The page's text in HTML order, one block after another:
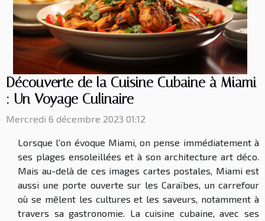
Découverte de la Cuisine Cubaine à Miami
: Un Voyage Culinaire
Mercredi 6 décembre 2023 01:12
Lorsque l'on évoque Miami, on pense immédiatement à
ses plages ensoleillées et à son architecture art déco.
Mais au-delà de ces images cartes postales, Miami est
aussi une porte ouverte sur les Caraïbes, un carrefour
où se mêlent les cultures et les saveurs, notamment à
travers sa gastronomie. La cuisine cubaine, avec ses